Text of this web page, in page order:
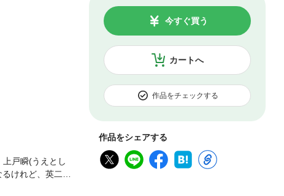
カートへ
今すぐ買う
作品をチェックする
作品をシェアする
戸瞬(うえとし
けれど、英二と
・英一がツン